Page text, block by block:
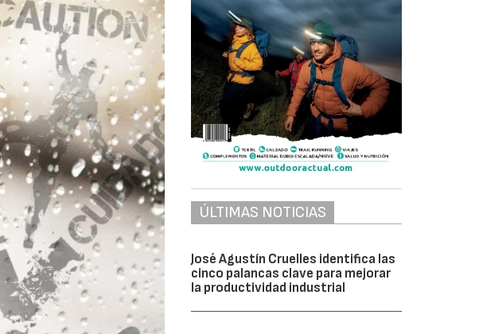
ÚLTIMAS NOTICIAS
José Agustín Cruelles identifica las
cinco palancas clave para mejorar
la productividad industrial